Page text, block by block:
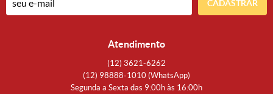
CADASTRAR
Atendimento
(12) 3621-6262
(12) 98888-1010 (WhatsApp)
Segunda a Sexta das 9:00h às 16:00h